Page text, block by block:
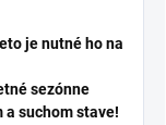
je nutné ho na
sezónne
suchom stave!